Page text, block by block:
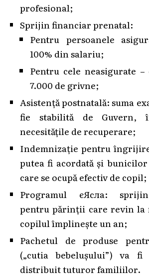
profesional;
Sprijin financiar prenatal:
Pentru persoanele
100% din salariu;
Pentru cele neasigurate –
7.000 de grivne;
Asistență postnatală: suma
fie stabilită de Guvern,
necesitățile de recuperare;
Indemnizație pentru
putea fi acordată și
care se ocupă efectiv de copil;
Programul єЯсла:
pentru părinții care revin la
copilul împlinește un an;
Pachetul de produse
(„cutia bebelușului”) va
distribuit tuturor familiilor.